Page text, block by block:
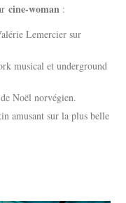
cine-woman :
Lemercier sur
musical et underground
Noël norvégien.
amusant sur la plus belle